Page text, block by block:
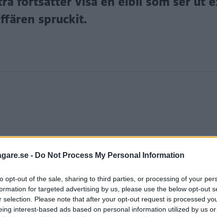
- Do Not Process My Personal Information
opt-out of the sale, sharing to third parties, or processing of your
for targeted advertising by us, please use the below opt-out
selection. Please note that after your opt-out request is processed
interest-based ads based on personal information utilized by us
spruckit.
EV Electra
delar av villkoren i avtalet”, uppgav Nevs.
Nevs material för att locka till sig köpare och
bilderna kvar.